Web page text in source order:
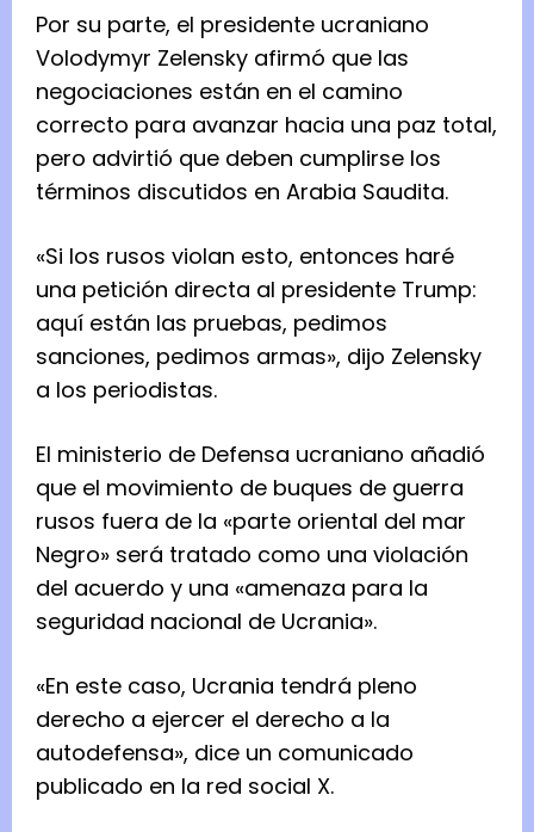
Por su parte, el presidente ucraniano
Volodymyr Zelensky afirmó que las
negociaciones están en el camino
correcto para avanzar hacia una paz total,
pero advirtió que deben cumplirse los
términos discutidos en Arabia Saudita.
«Si los rusos violan esto, entonces haré
una petición directa al presidente Trump:
aquí están las pruebas, pedimos
sanciones, pedimos armas», dijo Zelensky
a los periodistas.
El ministerio de Defensa ucraniano añadió
que el movimiento de buques de guerra
rusos fuera de la «parte oriental del mar
Negro» será tratado como una violación
del acuerdo y una «amenaza para la
seguridad nacional de Ucrania».
«En este caso, Ucrania tendrá pleno
derecho a ejercer el derecho a la
autodefensa», dice un comunicado
publicado en la red social X.